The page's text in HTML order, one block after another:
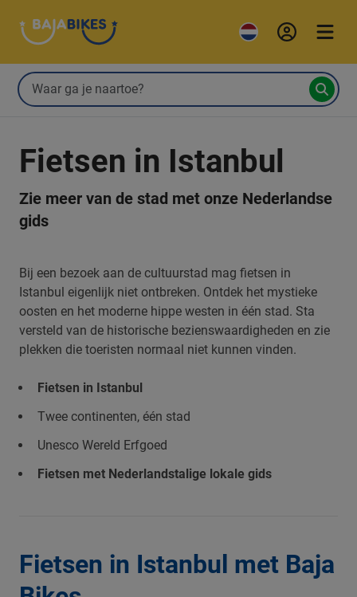
Fietsen in Istanbul
Zie meer van de stad met onze Nederlandse
gids
Bij een bezoek aan de cultuurstad mag fietsen in
Istanbul eigenlijk niet ontbreken. Ontdek het mystieke
oosten en het moderne hippe westen in één stad. Sta
versteld van de historische bezienswaardigheden en zie
plekken die toeristen normaal niet kunnen vinden.
Fietsen in Istanbul
Twee continenten, één stad
Unesco Wereld Erfgoed
Fietsen met Nederlandstalige lokale gids
Fietsen in Istanbul met Baja